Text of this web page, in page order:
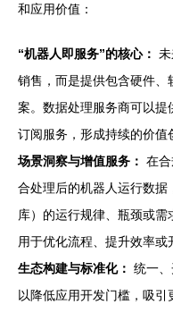
和应用价值：
“机器人即服务”的核心：
销售，而是提供包含硬件
案。数据处理服务商可以
订阅服务，形成持续的价值
场景洞察与增值服务： 在
合处理后的机器人运行数
库）的运行规律、瓶颈或需
用于优化流程、提升效率或
生态构建与标准化： 统一
以降低应用开发门槛，吸